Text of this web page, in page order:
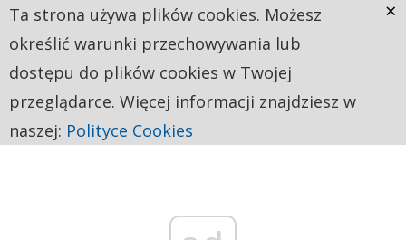
Ta strona używa plików cookies. Możesz
określić warunki przechowywania lub
dostępu do plików cookies w Twojej
przeglądarce. Więcej informacji znajdziesz w
naszej: Polityce Cookies
×